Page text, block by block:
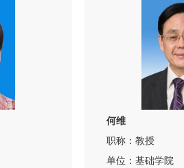
何维
职称：教授
单位：基础学院